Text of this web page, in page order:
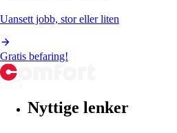
Uansett jobb, stor eller liten
Gratis befaring!
Nyttige lenker